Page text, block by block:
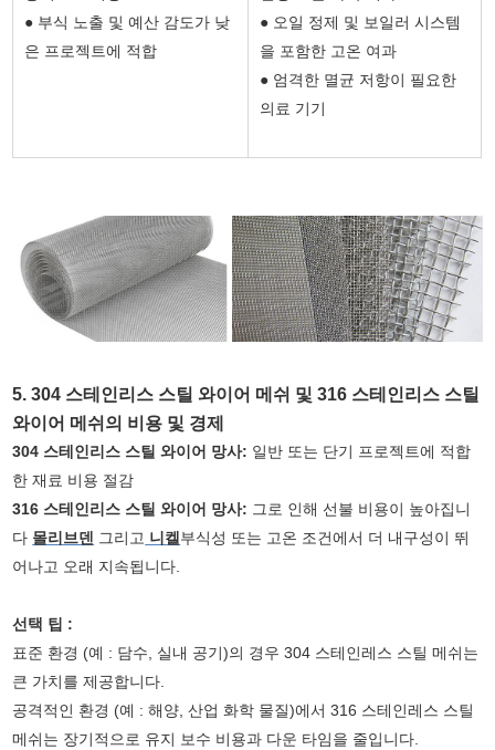
● 부식 노출 및 예산 감도가 낮
은 프로젝트에 적합
● 오일 정제 및 보일러 시스템
을 포함한 고온 여과
● 엄격한 멸균 저항이 필요한
의료 기기
5. 304 스테인리스 스틸 와이어 메쉬 및 316 스테인리스 스틸
와이어 메쉬의 비용 및 경제
304 스테인리스 스틸 와이어 망사: 일반 또는 단기 프로젝트에 적합
한 재료 비용 절감
316 스테인리스 스틸 와이어 망사: 그로 인해 선불 비용이 높아집니
다 몰리브덴 그리고 니켈 부식성 또는 고온 조건에서 더 내구성이 뛰
어나고 오래 지속됩니다.
선택 팁 :
표준 환경 (예 : 담수, 실내 공기)의 경우 304 스테인레스 스틸 메쉬는
큰 가치를 제공합니다.
공격적인 환경 (예 : 해양, 산업 화학 물질)에서 316 스테인레스 스틸
메쉬는 장기적으로 유지 보수 비용과 다운 타임을 줄입니다.